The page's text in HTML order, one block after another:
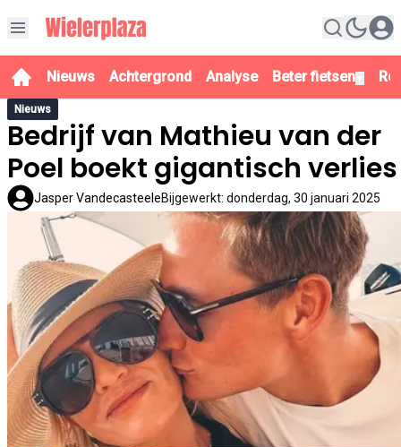
Nieuws Achtergrond Analyse Beter fietsen
Nieuws
Bedrijf van Mathieu van der
Poel boekt gigantisch verlies
Jasper VandecasteeleBijgewerkt: donderdag, 30 januari 2025